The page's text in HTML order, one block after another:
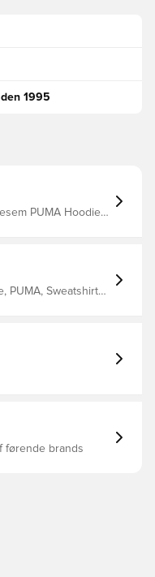
1995
PUMA Hoodie
Kapuze Lange
Details
PUMA, Sweatshirts,
førende brands